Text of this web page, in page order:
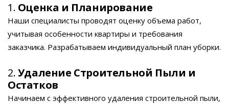
1. Оценка и Планирование
Наши специалисты проводят оценку объема работ,
учитывая особенности квартиры и требования
заказчика. Разрабатываем индивидуальный план уборки.
2.Удаление Строительной Пыли и
Остатков
Начинаем с эффективного удаления строительной пыли,